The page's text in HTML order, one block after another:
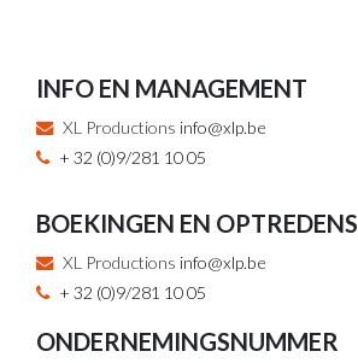
INFO EN MANAGEMENT
XL Productions info@xlp.be
+ 32 (0)9/281 10 05
BOEKINGEN EN OPTREDENS
XL Productions info@xlp.be
+ 32 (0)9/281 10 05
ONDERNEMINGSNUMMER